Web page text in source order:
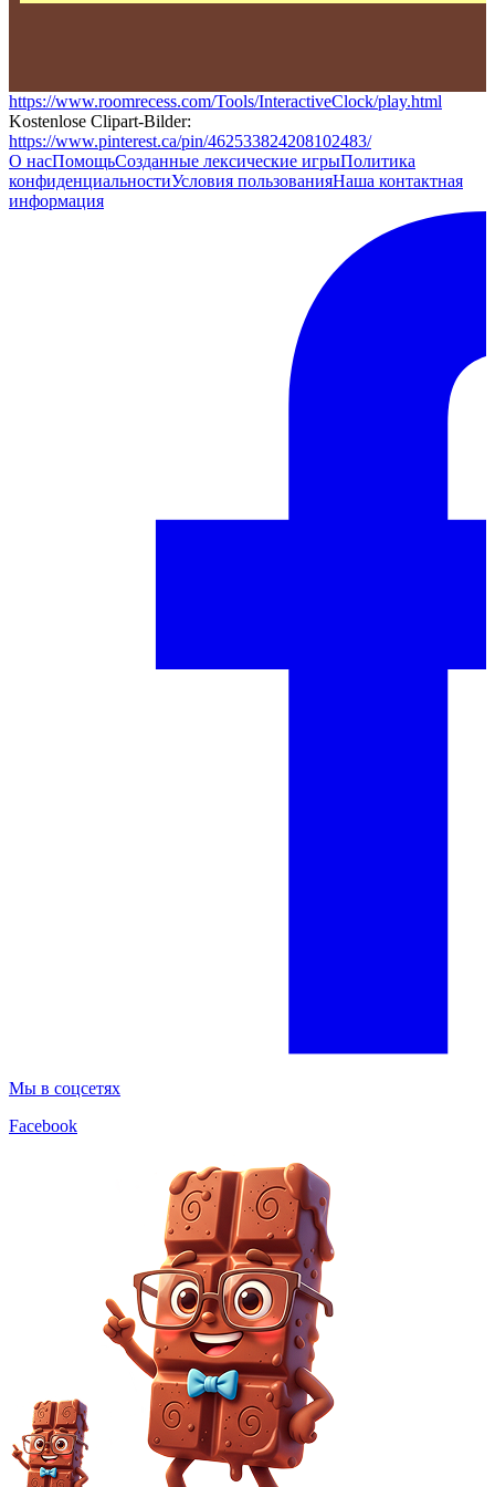
https://www.roomrecess.com/Tools/InteractiveClock/play.html
Kostenlose Clipart-Bilder:
https://www.pinterest.ca/pin/462533824208102483/
О насПомощьСозданные лексические игрыПолитика
конфиденциальностиУсловия пользованияНаша контактная
информация
Мы в соцсетях
Facebook